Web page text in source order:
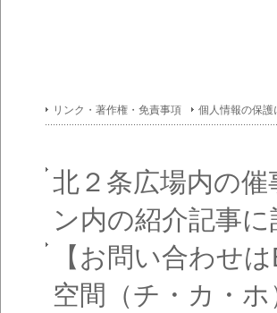
リンク・著作権・免責事項 個人情報の保護
北２条広場内の
ン内の紹介記事
【お問い合わせ
空間（チ・カ・